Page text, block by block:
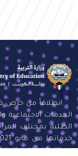
انطلاقاً من حرص
الخدمات الاجتماعية
الطلبة بمختلف